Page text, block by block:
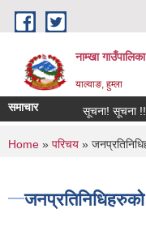
Skip to main content
नाम्खा गाउँपालिका
याल्वाङ, हुम्ला
समाचार सूचना! सूचना
You are
Home » परिचय »